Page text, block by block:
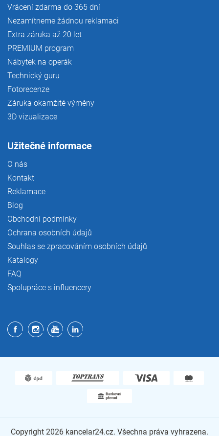
Vrácení zdarma do 365 dní
Nezamítneme žádnou reklamaci
Extra záruka až 20 let
PREMIUM program
Nábytek na operák
Technický guru
Fotorecenze
Záruka okamžité výměny
3D vizualizace
Užitečné informace
O nás
Kontakt
Reklamace
Blog
Obchodní podmínky
Ochrana osobních údajů
Souhlas se zpracováním osobních údajů
Katalogy
FAQ
Spolupráce s influencery
Copyright 2026 kancelar24.cz. Všechna práva vyhrazena.